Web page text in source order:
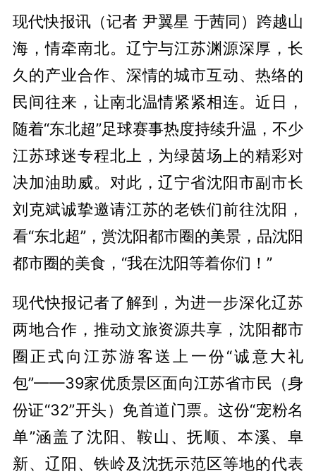
现代快报讯（记者 尹翼星 于茜同）跨越山
海，情牵南北。辽宁与江苏渊源深厚，长
久的产业合作、深情的城市互动、热络的
民间往来，让南北温情紧紧相连。近日，
随着“东北超”足球赛事热度持续升温，不少
江苏球迷专程北上，为绿茵场上的精彩对
决加油助威。对此，辽宁省沈阳市副市长
刘克斌诚挚邀请江苏的老铁们前往沈阳，
看“东北超”，赏沈阳都市圈的美景，品沈阳
都市圈的美食，“我在沈阳等着你们！”
现代快报记者了解到，为进一步深化辽苏
两地合作，推动文旅资源共享，沈阳都市
圈正式向江苏游客送上一份“诚意大礼
包”——39家优质景区面向江苏省市民（身
份证“32”开头）免首道门票。这份“宠粉名
单”涵盖了沈阳、鞍山、抚顺、本溪、阜
新、辽阳、铁岭及沈抚示范区等地的代表